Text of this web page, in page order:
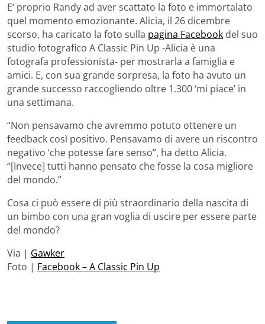
E’ proprio Randy ad aver scattato la foto e immortalato
quel momento emozionante. Alicia, il 26 dicembre
scorso, ha caricato la foto sulla pagina Facebook del suo
studio fotografico A Classic Pin Up -Alicia è una
fotografa professionista- per mostrarla a famiglia e
amici. E, con sua grande sorpresa, la foto ha avuto un
grande successo raccogliendo oltre 1.300 ‘mi piace’ in
una settimana.
“Non pensavamo che avremmo potuto ottenere un
feedback così positivo. Pensavamo di avere un riscontro
negativo ‘che potesse fare senso”, ha detto Alicia.
“[Invece] tutti hanno pensato che fosse la cosa migliore
del mondo.”
Cosa ci può essere di più straordinario della nascita di
un bimbo con una gran voglia di uscire per essere parte
del mondo?
Via | Gawker
Foto | Facebook – A Classic Pin Up